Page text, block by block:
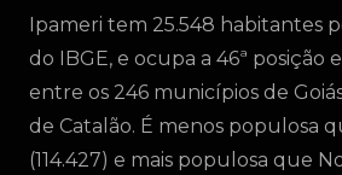
Ipameri tem 25.548 habitantes
do IBGE, e ocupa a 46ª posição
entre os 246 municípios de
de Catalão. É menos populosa
(114.427) e mais populosa que